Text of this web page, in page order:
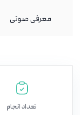
معرفی صوتی
تعداد انجام